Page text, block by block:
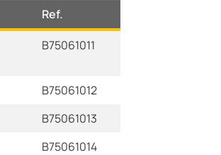
Ref.
B75061011
B75061012
B75061013
B75061014